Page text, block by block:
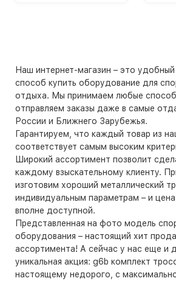
Наш интернет-магазин – это
способ купить оборудование для
отдыха. Мы принимаем любые
отправляем заказы даже в самые
России и Ближнего Зарубежья.
Гарантируем, что каждый товар из
соответствует самым высоким
Широкий ассортимент позволит
каждому взыскательному клиенту.
изготовим хороший металлический
индивидуальным параметрам – и
вполне доступной.
Представленная на фото модель
оборудования – настоящий хит
ассортимента! А сейчас у нас еще и
уникальная акция: g6b комплект
настоящему недорого, с